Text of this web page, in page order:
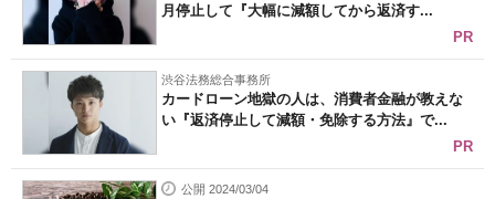
月停止して『大幅に減額してから返済す...
PR
渋谷法務総合事務所
カードローン地獄の人は、消費者金融が教えな
い『返済停止して減額・免除する方法』で...
PR
公開 2024/03/04